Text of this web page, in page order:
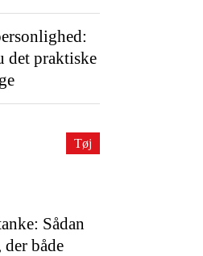
det praktiske
Sådan
både
Tøj